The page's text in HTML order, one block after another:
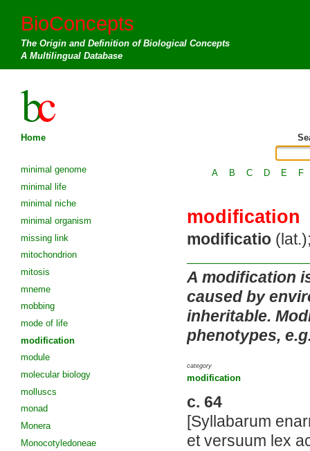
BioConcepts
The Origin and Definition of Biological Concepts
A Multilingual Database
Home
minimal genome
minimal life
minimal niche
minimal organism
missing link
mitochondrion
mitosis
mneme
mobbing
mode of life
modification
module
molecular biology
molluscs
monad
Monera
Monocotyledoneae
A B C D E F
modification
modificatio
A modification
caused by
inheritable.
phenotypes,
category
modification
c. 64
[Syllabarum
et versuum lex